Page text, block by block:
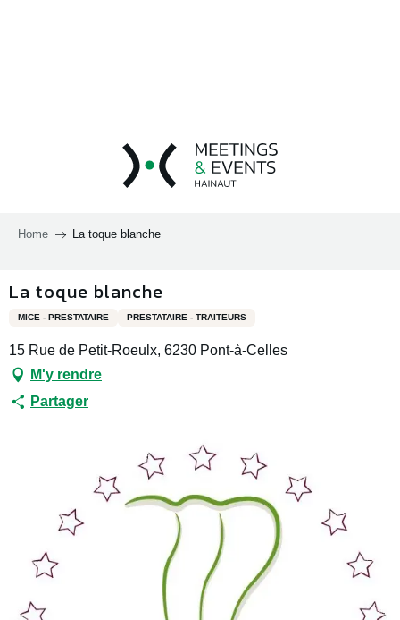
Home La toque blanche
La toque blanche
MICE - PRESTATAIRE PRESTATAIRE - TRAITEURS
15 Rue de Petit-Roeulx, 6230 Pont-à-Celles
M'y rendre
Partager